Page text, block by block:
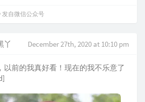
发自微信公众号
丫 December 27th, 2020 at 10:10 pm
以前的我真好看！现在的我不乐意了